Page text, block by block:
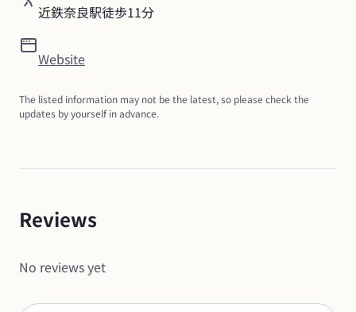
近鉄奈良駅徒歩11分
Website
The listed information may not be the latest, so please check the
updates by yourself in advance.
Reviews
No reviews yet